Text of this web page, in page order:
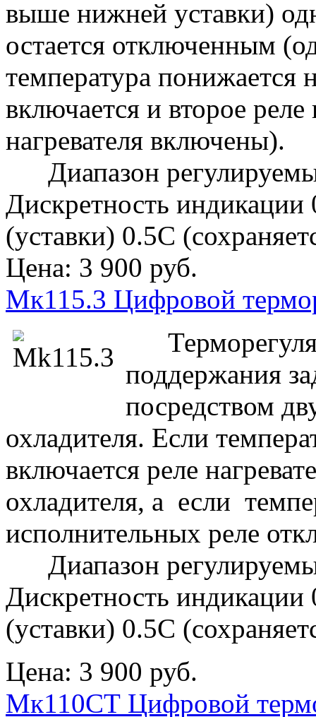
выше нижней уставки)
остается отключенным
температура понижается
включается и второе реле
нагревателя включены).
Диапазон
Дискретность индикации
(уставки) 0.5С
Цена: 3 900 руб.
Мк115.3 Цифровой
поддержания
посредством
охладителя. Если
включается реле
охладителя, а если
исполнительных реле
Диапазон
Дискретность индикации
(уставки) 0.5С
Цена: 3 900 руб.
Мк110СТ Цифровой